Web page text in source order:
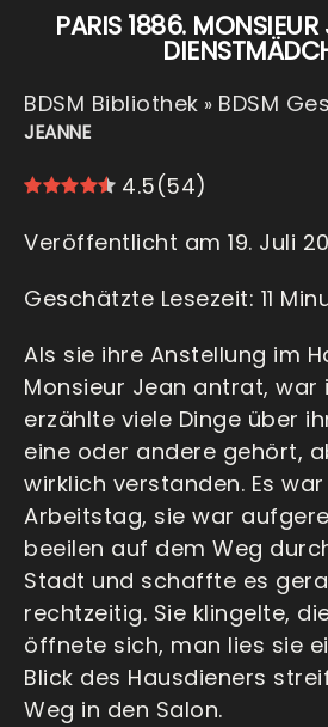
PARIS 1886. MONSIEUR
BDSM Bibliothek » BDSM
JEANNE
4.5(54)
Veröffentlicht am 19. Juli
Als sie ihre Anstellung im
Monsieur Jean antrat, war
erzählte viele Dinge über
eine oder andere gehört,
wirklich verstanden. Es
Arbeitstag, sie war
beeilen auf dem Weg
Stadt und schaffte es
rechtzeitig. Sie klingelte,
öffnete sich, man lies sie
Blick des Hausdieners
Weg in den Salon.